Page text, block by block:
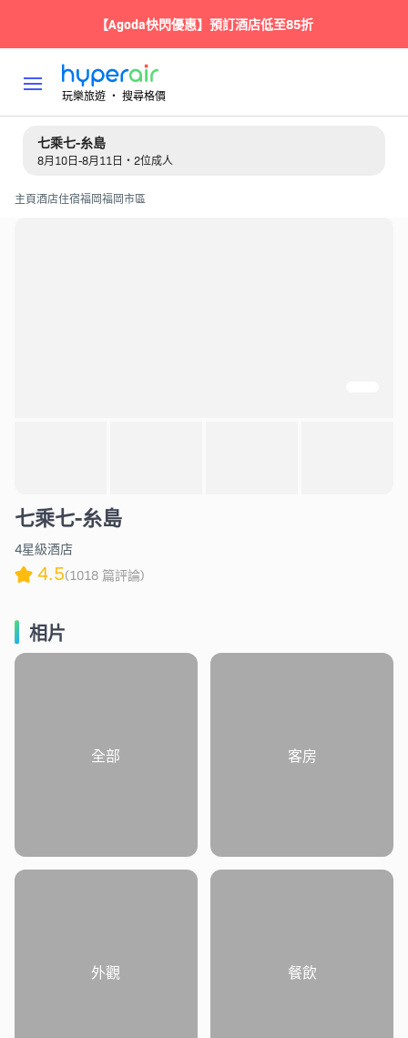
【Agoda快閃優惠】預訂酒店低至85折
玩樂旅遊 ‧ 搜尋格價
七乘七-糸島
8月10日-8月11日・2位成人
主頁酒店住宿福岡福岡市區
七乘七-糸島
4星級酒店
4.5(1018 篇評論)
相片
全部 客房
外觀 餐飲